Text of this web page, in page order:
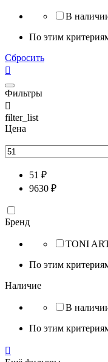
В
По этим
Сбросить

Фильтры

filter_list
Цена
51 ₽
9630 ₽
Бренд
TONI
По этим
Наличие
В
По этим
